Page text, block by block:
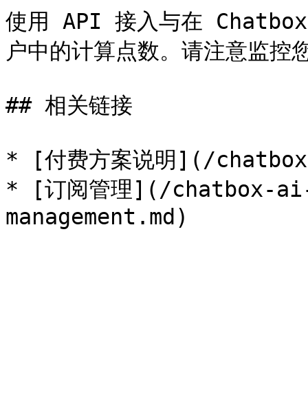
使用 API 接入与在 Chatbox
户中的计算点数。请注意监控
## 相关链接
* [付费方案说明](/
* [订阅管理](/chatbox-